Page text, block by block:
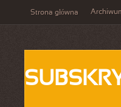
Strona główna